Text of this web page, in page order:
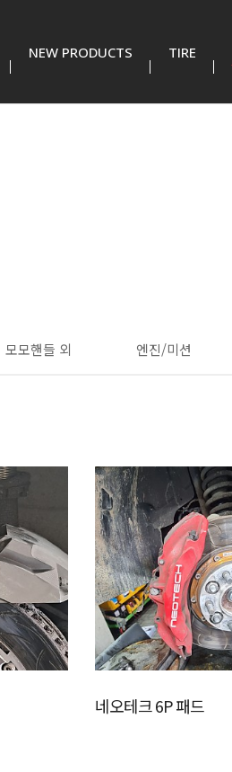
NEW PRODUCTS TIRE
모모핸들 외 엔진/미션
네오테크 6P 패드